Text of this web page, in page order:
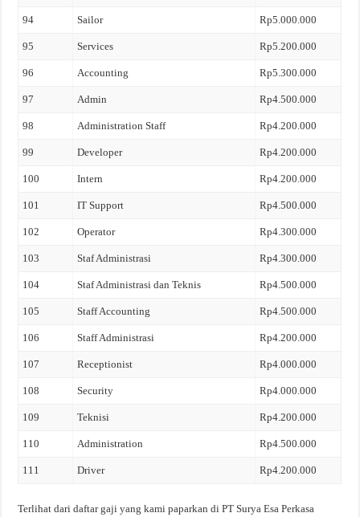
94 Sailor Rp5.000.000
95 Services Rp5.200.000
96 Accounting Rp5.300.000
97 Admin Rp4.500.000
98 Administration Staff Rp4.200.000
99 Developer Rp4.200.000
100 Intern Rp4.200.000
101 IT Support Rp4.500.000
102 Operator Rp4.300.000
103 Staf Administrasi Rp4.300.000
104 Staf Administrasi dan Teknis Rp4.500.000
105 Staff Accounting Rp4.500.000
106 Staff Administrasi Rp4.200.000
107 Receptionist Rp4.000.000
108 Security Rp4.000.000
109 Teknisi Rp4.200.000
110 Administration Rp4.500.000
111 Driver Rp4.200.000
Terlihat dari daftar gaji yang kami paparkan di PT Surya Esa Perkasa